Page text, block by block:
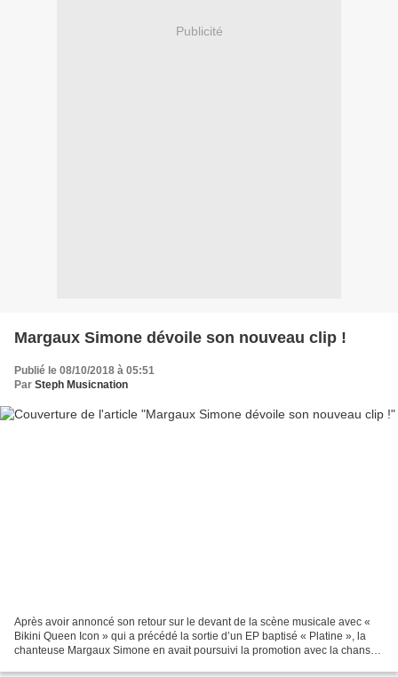
Publicité
Margaux Simone dévoile son nouveau clip !
Publié le 08/10/2018 à 05:51
Par Steph Musicnation
Après avoir annoncé son retour sur le devant de la scène musicale avec «
Bikini Queen Icon » qui a précédé la sortie d’un EP baptisé « Platine », la
chanteuse Margaux Simone en avait poursuivi la promotion avec la chanson